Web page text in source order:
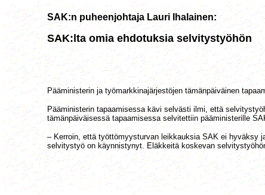
SAK:n puheenjohtaja Lauri Ihalainen:
SAK:lta omia ehdotuksia selvitystyöhön
Pääministerin ja työmarkkinajärjestöjen tämänpäiväinen
Pääministerin tapaamisessa kävi selvästi ilmi, että
tämänpäiväisessä tapaamisessa selvitettiin pääministerille
– Kerroin, että työttömyysturvan leikkauksia SAK ei hyväksy
selvitystyö on käynnistynyt. Eläkkeitä koskevan